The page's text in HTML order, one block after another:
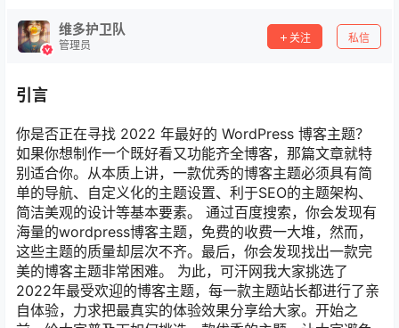
维多护卫队
管理员
关注 私信
引言
你是否正在寻找 2022 年最好的 WordPress 博客主题？
如果你想制作一个既好看又功能齐全博客，那篇文章就特
别适合你。从本质上讲，一款优秀的博客主题必须具有简
单的导航、自定义化的主题设置、利于SEO的主题架构、
简洁美观的设计等基本要素。 通过百度搜索，你会发现有
海量的wordpress博客主题，免费的收费一大堆，然而，
这些主题的质量却层次不齐。最后，你会发现找出一款完
美的博客主题非常困难。 为此，可汗网我大家挑选了
2022年最受欢迎的博客主题，每一款主题站长都进行了亲
自体验，力求把最真实的体验效果分享给大家。开始之